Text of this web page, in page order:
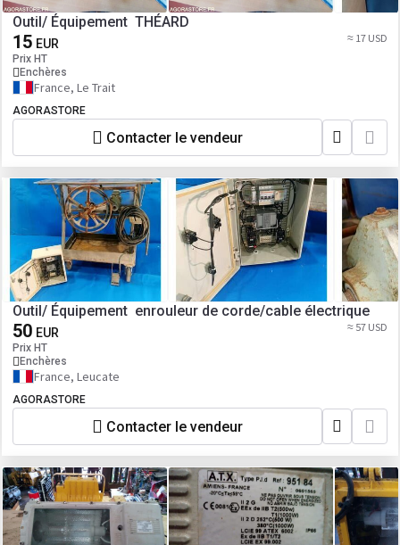
Outil/ Équipement THÉARD
15 EUR
Prix HT
Enchères
≈ 17 USD
France, Le Trait
AGORASTORE
Contacter le vendeur
Outil/ Équipement enrouleur de corde/cable électrique
50 EUR
Prix HT
Enchères
≈ 57 USD
France, Leucate
AGORASTORE
Contacter le vendeur